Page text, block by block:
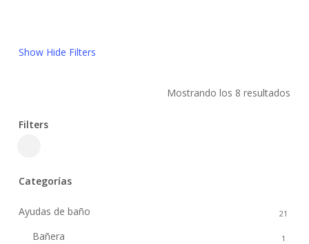
Show Hide Filters
Mostrando los 8 resultados
Filters
Categorías
Ayudas de baño 21
Bañera 1